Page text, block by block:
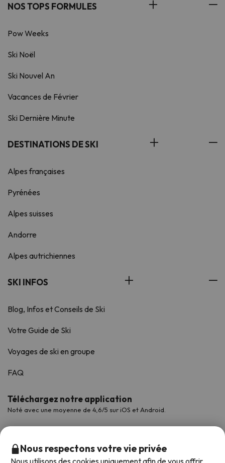
NOS TOPS FORMULES
Pow Weeks
Ski Noël
Ski Nouvel An
Vacances de Février
Ski Dernière Minute
DESTINATIONS DE SKI
Alpes françaises
Pyrénées
Alpes suisses
Andorre
Alpes autrichiennes
SKI INFOS
Blog, Infos et Conseils de Ski
Votre Guide de Ski
Voyages de ski en groupe
FAQ
Téléchargez notre application
Noté avec une moyenne de 4,6/5 sur iOS et Android.
Nous respectons votre vie privée
Nous utilisons des cookies uniquement afin de vous offrir